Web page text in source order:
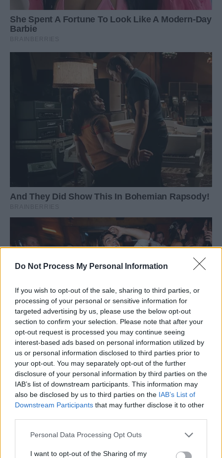
Do Not Process My Personal Information
If you wish to opt-out of the sale, sharing to third parties, or
processing of your personal or sensitive information for
targeted advertising by us, please use the below opt-out
section to confirm your selection. Please note that after your
opt-out request is processed you may continue seeing
interest-based ads based on personal information utilized by
us or personal information disclosed to third parties prior to
your opt-out. You may separately opt-out of the further
disclosure of your personal information by third parties on the
IAB’s list of downstream participants. This information may
also be disclosed by us to third parties on the IAB’s List of
Downstream Participants that may further disclose it to other
Personal Data Processing Opt Outs
I want to opt-out of the Sharing of my